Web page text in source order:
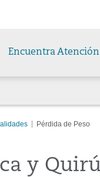
Encuentra Atención
Pérdida de Peso
y